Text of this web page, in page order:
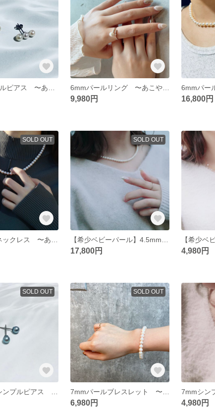
6mmパールリング 〜あこやホワイト〜
9,980円 16,800円
SOLD OUT SOLD OUT
17,800円 4,980円
SOLD OUT SOLD OUT
6,980円 4,980円